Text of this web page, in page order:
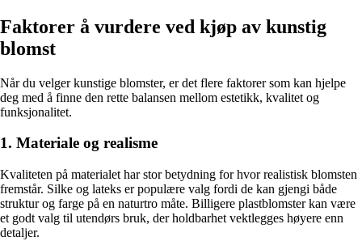
Faktorer å vurdere ved kjøp av kunstig
blomst
Når du velger kunstige blomster, er det flere faktorer som kan hjelpe
deg med å finne den rette balansen mellom estetikk, kvalitet og
funksjonalitet.
1. Materiale og realisme
Kvaliteten på materialet har stor betydning for hvor realistisk blomsten
fremstår. Silke og lateks er populære valg fordi de kan gjengi både
struktur og farge på en naturtro måte. Billigere plastblomster kan være
et godt valg til utendørs bruk, der holdbarhet vektlegges høyere enn
detaljer.